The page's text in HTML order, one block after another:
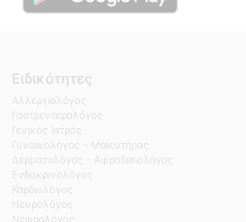
Ειδικότητες
Αλλεργιολόγος
Γαστρεντερολόγος
Γενικός Ιατρός
Γυναικολόγος - Μαιευτήρας
Δερματολόγος - Αφροδισιολόγος
Ενδοκρινολόγος
Καρδιολόγος
Νευρολόγος
Νεφρολόγος